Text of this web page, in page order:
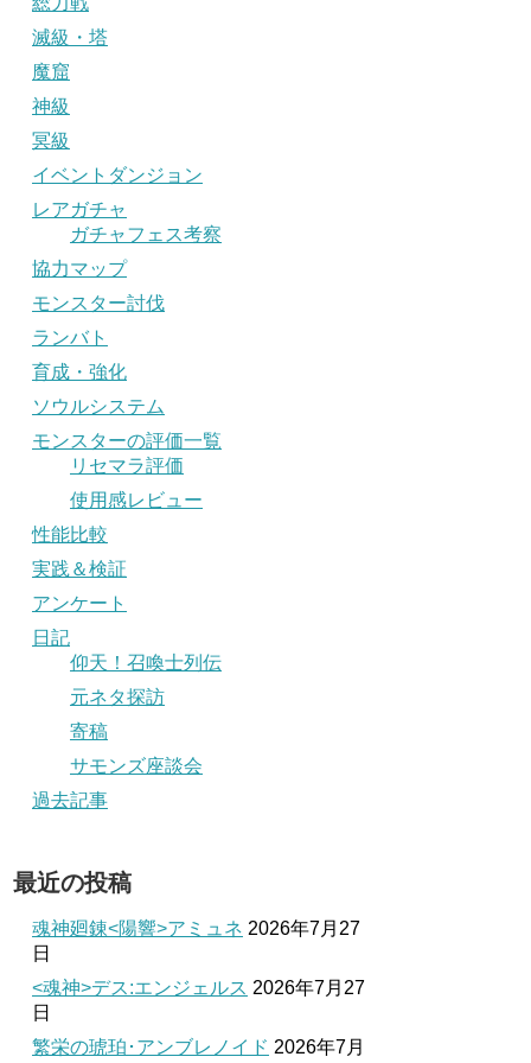
滅級・塔
魔窟
神級
冥級
イベントダンジョン
レアガチャ
ガチャフェス考察
協力マップ
モンスター討伐
ランバト
育成・強化
ソウルシステム
モンスターの評価一覧
リセマラ評価
使用感レビュー
性能比較
実践＆検証
アンケート
日記
仰天！召喚士列伝
元ネタ探訪
寄稿
サモンズ座談会
過去記事
最近の投稿
魂神廻錬<陽響>アミュネ 2026年7月27
日
<魂神>デス:エンジェルス 2026年7月27
日
繁栄の琥珀･アンブレノイド 2026年7月